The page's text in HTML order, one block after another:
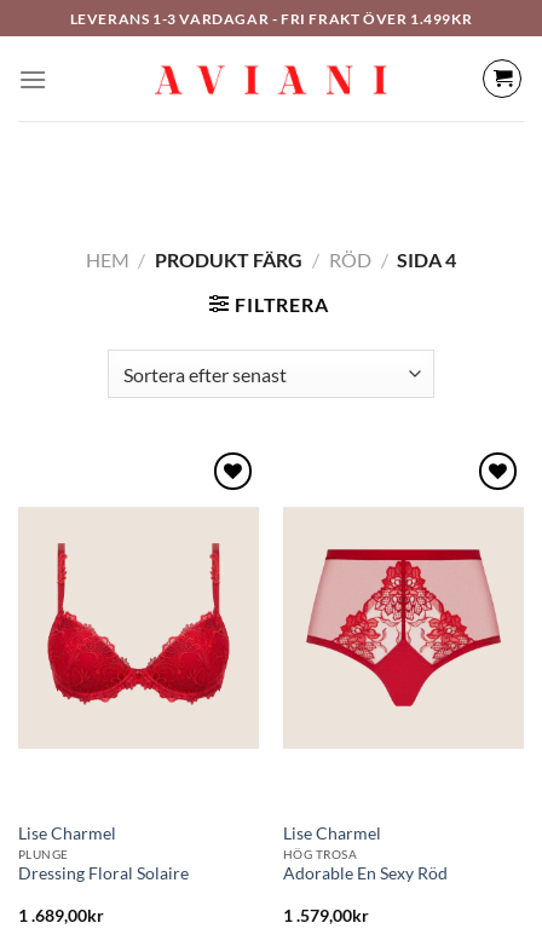
till
innehåll
LEVERANS 1-3 VARDAGAR - FRI FRAKT ÖVER 1.499KR
HEM / PRODUKT FÄRG / RÖD / SIDA 4
FILTRERA
till i
önskelistan
Lise Charmel
PLUNGE
Dressing Floral Solaire
1 .689,00kr
till i
önskelistan
Lise Charmel
HÖG TROSA
Adorable En Sexy Röd
1 .579,00kr